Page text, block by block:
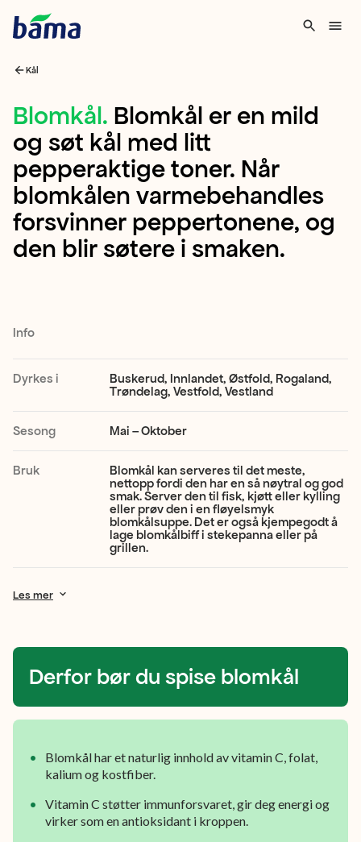
Kål
Blomkål
Blomkål
er
en
mild
og
med
litt
pepperaktige
toner.
Når
blomkålen
varmebehandles
forsvinner
peppertonene,
og
den
søtere
smaken.
Blomkål. Blomkål er en mild
og søt kål med litt
pepperaktige toner. Når
blomkålen varmebehandles
forsvinner peppertonene, og
den blir søtere i smaken.
Info
Dyrkes i
Buskerud, Innlandet, Østfold, Rogaland,
Trøndelag, Vestfold, Vestland
Sesong Mai – Oktober
Bruk
Blomkål kan serveres til det meste,
nettopp fordi den har en så nøytral og god
smak. Server den til fisk, kjøtt eller kylling
eller prøv den i en fløyelsmyk
blomkålsuppe. Det er også kjempegodt å
lage blomkålbiff i stekepanna eller på
grillen.
Les mer
Derfor bør du spise blomkål
Blomkål har et naturlig innhold av vitamin C, folat,
kalium og kostfiber.
Vitamin C støtter immunforsvaret, gir deg energi og
virker som en antioksidant i kroppen.